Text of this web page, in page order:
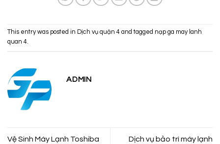
This entry was posted in Dịch vụ quận 4 and tagged nạp ga may lanh
quan 4.
ADMIN
Vệ Sinh Máy Lạnh Toshiba
Dịch vụ bảo trì máy lạnh